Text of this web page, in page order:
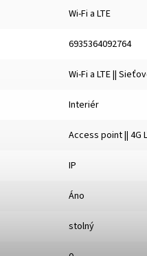
Wi-Fi a LTE
6935364092764
Wi-Fi a LTE ||
Interiér
Access point || 4G
IP
Áno
stolný